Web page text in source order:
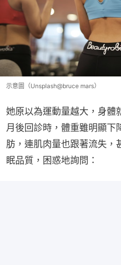
示意圖（Unsplash@bruce mars）
她原以為運動量越大，身體
月後回診時，體重雖明顯下
肪，連肌肉量也跟著流失，
眠品質，困惑地詢問：